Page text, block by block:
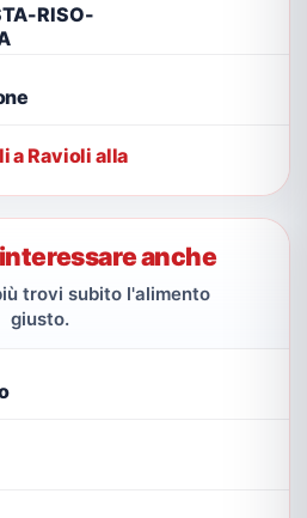
RISO-
a Ravioli alla
anche
trovi subito l'alimento
giusto.